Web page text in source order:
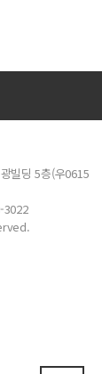
빌딩 5층(우0615
3022